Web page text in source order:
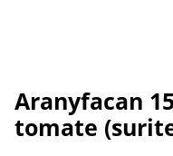
Aranyfacan
tomate